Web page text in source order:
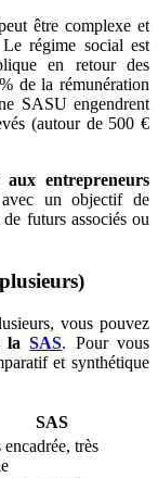
être complexe et
régime social est
en retour des
de la rémunération
SASU engendrent
(autour de 500 €
aux entrepreneurs
avec un objectif de
futurs associés ou
vous pouvez
laSAS. Pour vous
et synthétique
SAS
très